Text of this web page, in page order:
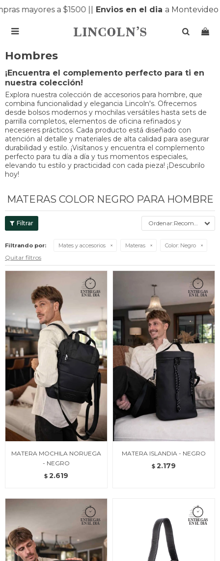
mayores a $1500 || Envios en el diaa Montevideo

Hombres
¡Encuentra el complemento perfecto para ti en
nuestra colección!
Explora nuestra colección de accesorios para hombre, que
combina funcionalidad y elegancia Lincoln's. Ofrecemos
desde bolsos modernos y mochilas versátiles hasta sets de
parrilla completos, elementos de oficina refinados y
neceseres prácticos. Cada producto está diseñado con
atención al detalle y materiales de alta calidad para asegurar
durabilidad y estilo. ¡Visítanos y encuentra el complemento
perfecto para tu día a día y tus momentos especiales,
elevando tu estilo y practicidad con cada pieza! ¡Descubrilo
hoy!
MATERAS COLOR NEGRO PARA HOMBRE
Recomendados
Filtrando por: Mates y accesorios Materas Color: Negro
Quitar filtros
MATERA MOCHILA NORUEGA
- NEGRO
$ 2.619
MATERA ISLANDIA - NEGRO
$ 2.179